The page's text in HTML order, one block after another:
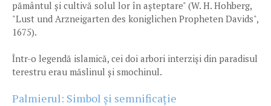
pământul și cultivă solul lor în așteptare" (W. H. Hohberg,
"Lust und Arzneigarten des koniglichen Propheten Davids",
1675).
Într-o legendă islamică, cei doi arbori interziși din paradisul
terestru erau măslinul și smochinul.
Palmierul: Simbol și semnificație